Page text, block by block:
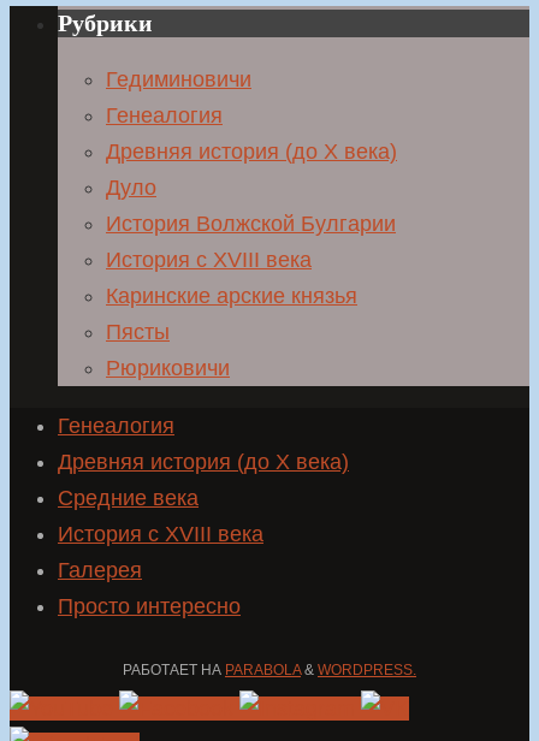
Рубрики
Гедиминовичи
Генеалогия
Древняя история (до X века)
Дуло
История Волжской Булгарии
История с XVIII века
Каринские арские князья
Пясты
Рюриковичи
Генеалогия
Древняя история (до X века)
Средние века
История с XVIII века
Галерея
Просто интересно
РАБОТАЕТ НА PARABOLA& WORDPRESS.